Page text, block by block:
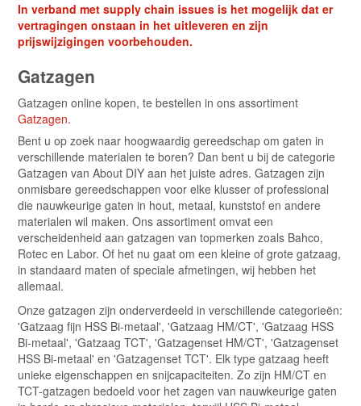
In verband met supply chain issues is het mogelijk dat er
vertragingen onstaan in het uitleveren en zijn
prijswijzigingen voorbehouden.
Gatzagen
Gatzagen online kopen, te bestellen in ons assortiment
Gatzagen.
Bent u op zoek naar hoogwaardig gereedschap om gaten in
verschillende materialen te boren? Dan bent u bij de categorie
Gatzagen van About DIY aan het juiste adres. Gatzagen zijn
onmisbare gereedschappen voor elke klusser of professional
die nauwkeurige gaten in hout, metaal, kunststof en andere
materialen wil maken. Ons assortiment omvat een
verscheidenheid aan gatzagen van topmerken zoals Bahco,
Rotec en Labor. Of het nu gaat om een kleine of grote gatzaag,
in standaard maten of speciale afmetingen, wij hebben het
allemaal.
Onze gatzagen zijn onderverdeeld in verschillende categorieën:
'Gatzaag fijn HSS Bi-metaal', 'Gatzaag HM/CT', 'Gatzaag HSS
Bi-metaal', 'Gatzaag TCT', 'Gatzagenset HM/CT', 'Gatzagenset
HSS Bi-metaal' en 'Gatzagenset TCT'. Elk type gatzaag heeft
unieke eigenschappen en snijcapaciteiten. Zo zijn HM/CT en
TCT-gatzagen bedoeld voor het zagen van nauwkeurige gaten